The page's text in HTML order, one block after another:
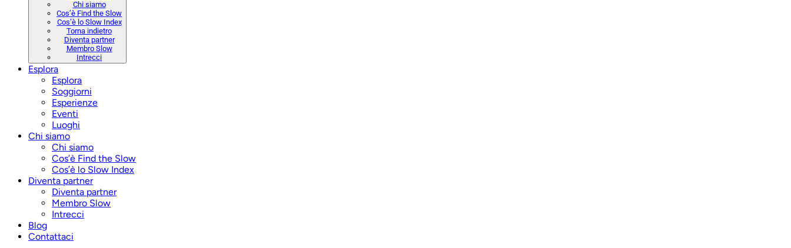
Chi siamo
Cos’è Find the Slow
Cos’è lo Slow Index
Torna indietro
Diventa partner
Membro Slow
Intrecci
Esplora
Esplora
Soggiorni
Esperienze
Eventi
Luoghi
Chi siamo
Chi siamo
Cos’è Find the Slow
Cos’è lo Slow Index
Diventa partner
Diventa partner
Membro Slow
Intrecci
Blog
Contattaci